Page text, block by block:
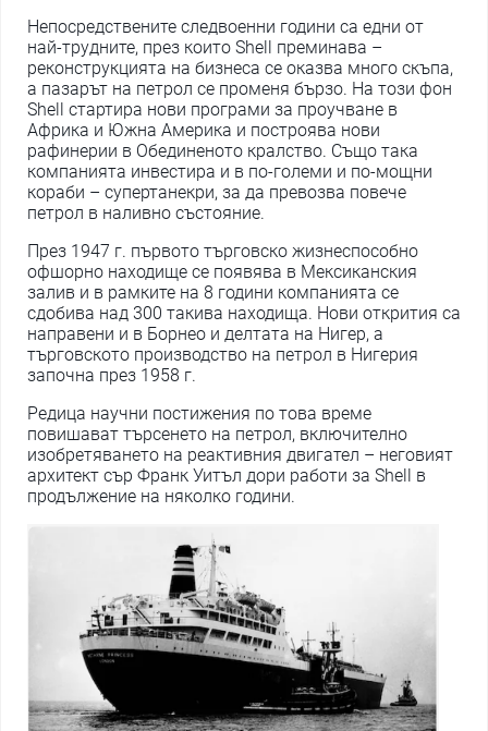
Непосредствените следвоенни години са едни от
най-трудните, през които Shell преминава –
реконструкцията на бизнеса се оказва много скъпа,
а пазарът на петрол се променя бързо. На този фон
Shell стартира нови програми за проучване в
Африка и Южна Америка и построява нови
рафинерии в Обединеното кралство. Също така
компанията инвестира и в по-големи и по-мощни
кораби – супертанекри, за да превозва повече
петрол в наливно състояние.
През 1947 г. първото търговско жизнеспособно
офшорно находище се появява в Мексиканския
залив и в рамките на 8 години компанията се
сдобива над 300 такива находища. Нови открития са
направени и в Борнео и делтата на Нигер, а
търговското производство на петрол в Нигерия
започна през 1958 г.
Редица научни постижения по това време
повишават търсенето на петрол, включително
изобретяването на реактивния двигател – неговият
архитект сър Франк Уитъл дори работи за Shell в
продължение на няколко години.